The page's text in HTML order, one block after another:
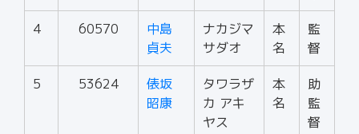
4 60570
中島
貞夫
ナカジマ
サダオ
本
名
監
督
5 53624
俵坂
昭康
タワラザ
カ アキ
ヤス
本
名
助
監
督